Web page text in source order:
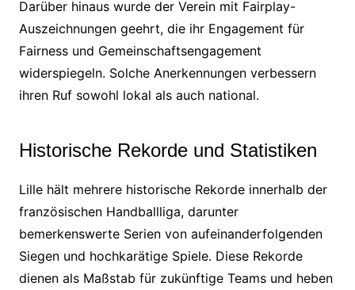
Darüber hinaus wurde der Verein mit Fairplay-
Auszeichnungen geehrt, die ihr Engagement für
Fairness und Gemeinschaftsengagement
widerspiegeln. Solche Anerkennungen verbessern
ihren Ruf sowohl lokal als auch national.
Historische Rekorde und Statistiken
Lille hält mehrere historische Rekorde innerhalb der
französischen Handballliga, darunter
bemerkenswerte Serien von aufeinanderfolgenden
Siegen und hochkarätige Spiele. Diese Rekorde
dienen als Maßstab für zukünftige Teams und heben